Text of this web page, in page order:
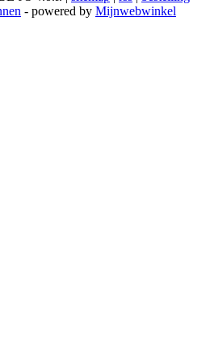
- powered by Mijnwebwinkel